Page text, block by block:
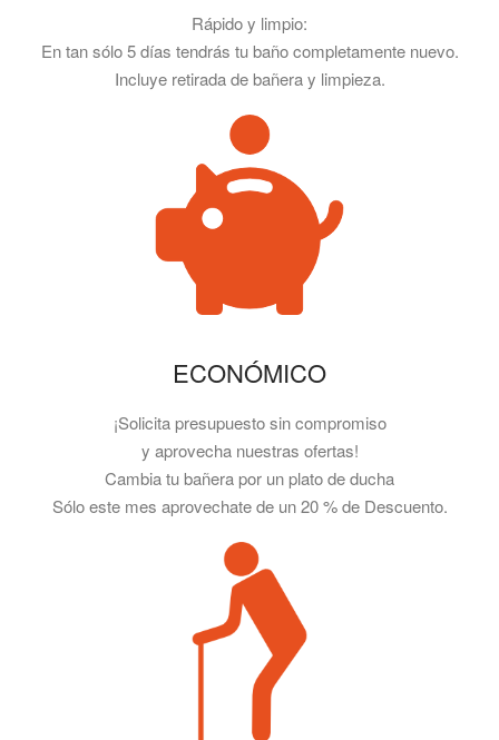
Rápido y limpio:
En tan sólo 5 días tendrás tu baño completamente nuevo.
Incluye retirada de bañera y limpieza.
ECONÓMICO
¡Solicita presupuesto sin compromiso
y aprovecha nuestras ofertas!
Cambia tu bañera por un plato de ducha
Sólo este mes aprovechate de un 20 % de Descuento.